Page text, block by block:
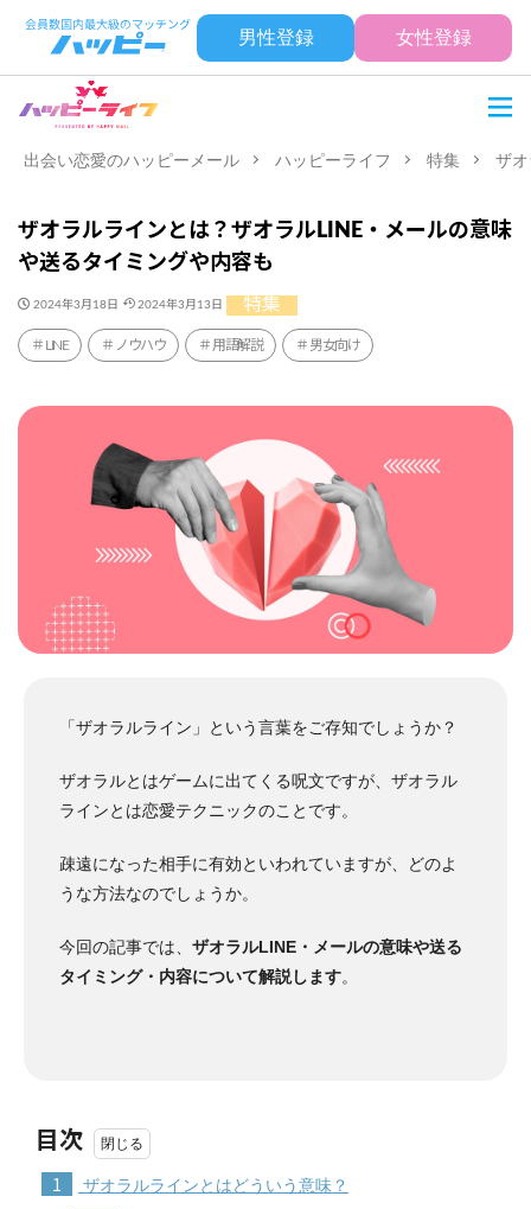
男性登録 女性登録
出会い恋愛のハッピーメール ハッピーライフ 特集 ザ
ザオラルラインとは？ザオラルLINE・メールの意味
や送るタイミングや内容も
2024年3月18日 2024年3月13日 特集
LINE ノウハウ 用語解説 男女向け
「ザオラルライン」という言葉をご存知でしょうか？
ザオラルとはゲームに出てくる呪文ですが、ザオラル
ラインとは恋愛テクニックのことです。
疎遠になった相手に有効といわれていますが、どのよ
うな方法なのでしょうか。
今回の記事では、 ザオラルLINE・メールの意味や送る
タイミング・内容について解説します。
目次
1 ザオラルラインとはどういう意味？